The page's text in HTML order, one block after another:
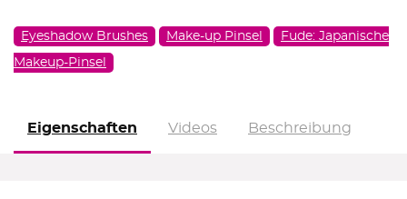
Eyeshadow Brushes Make-up Pinsel Fude: Japanische
Makeup-Pinsel
Eigenschaften Videos Beschreibung